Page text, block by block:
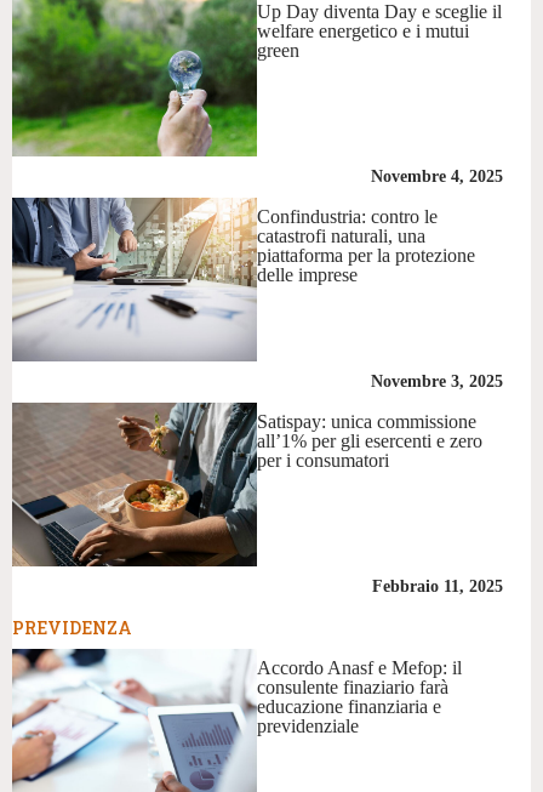
Up Day diventa Day e sceglie il
welfare energetico e i mutui
green
Novembre 4, 2025
Confindustria: contro le
catastrofi naturali, una
piattaforma per la protezione
delle imprese
Novembre 3, 2025
Satispay: unica commissione
all’1% per gli esercenti e zero
per i consumatori
Febbraio 11, 2025
PREVIDENZA
Accordo Anasf e Mefop: il
consulente finaziario farà
educazione finanziaria e
previdenziale